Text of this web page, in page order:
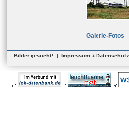
Galerie-Fotos
Bilder gesucht! | Impressum + Datenschutz